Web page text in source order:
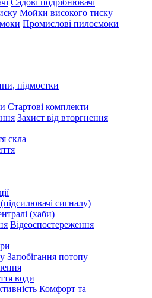
Садові подрібнювачі
Мойки високого тиску
Промислові пилосмоки
підмостки
Стартові комплекти
Захист від вторгнення
скла
сигналу)
(хаби)
Відеоспостереження
Запобігання потопу
води
Комфорт та